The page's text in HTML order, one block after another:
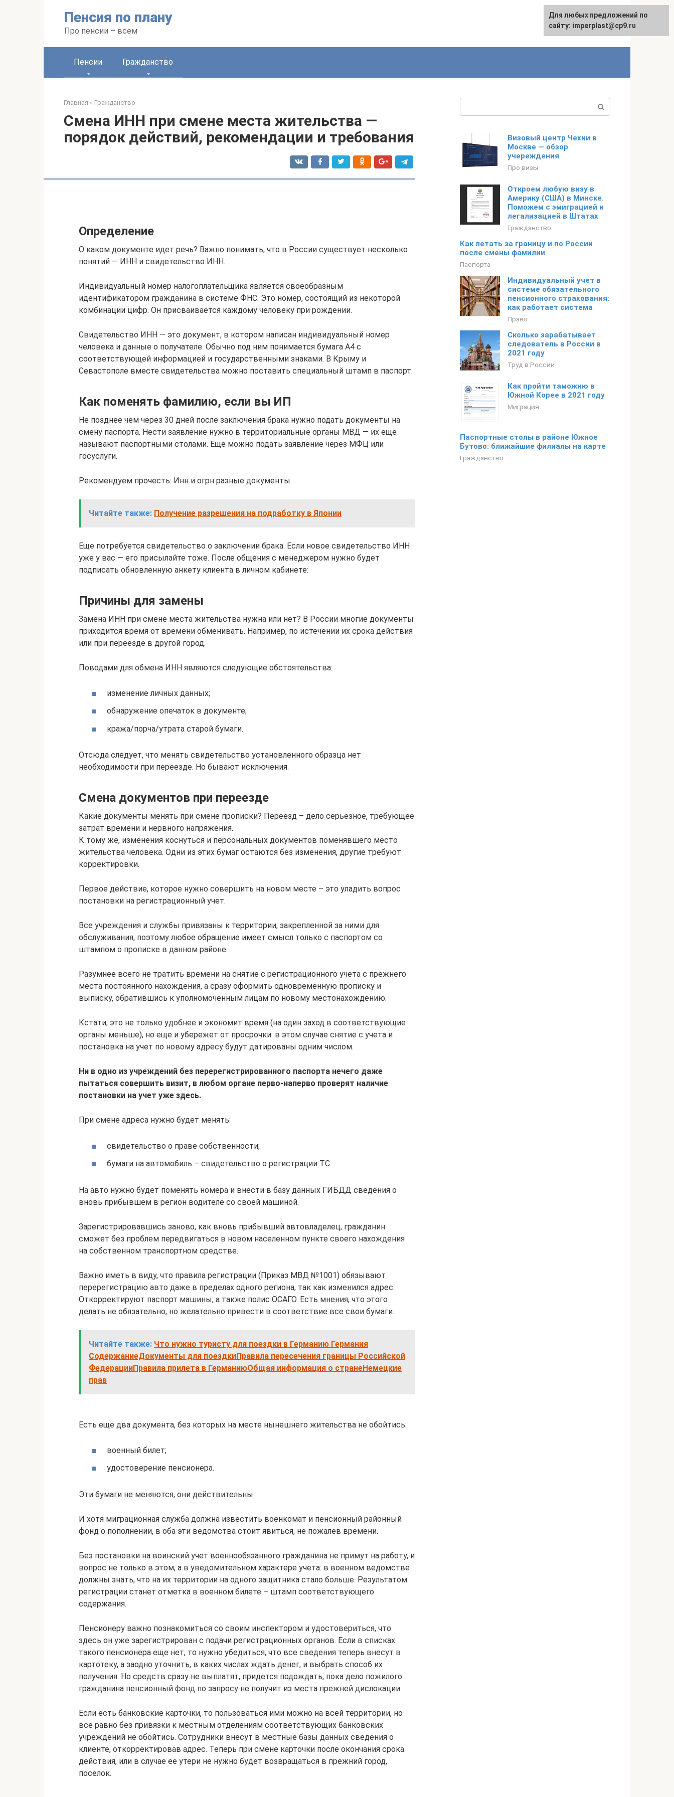
Пенсия по плану
Про пенсии – всем
Пенсии Гражданство
Главная » Гражданство
Смена ИНН при смене места жительства —
порядок действий, рекомендации и требования
Определение
О каком документе идет речь? Важно понимать, что в России существует несколько
понятий — ИНН и свидетельство ИНН.
Индивидуальный номер налогоплательщика является своеобразным
идентификатором гражданина в системе ФНС. Это номер, состоящий из некоторой
комбинации цифр. Он присваивается каждому человеку при рождении.
Свидетельство ИНН — это документ, в котором написан индивидуальный номер
человека и данные о получателе. Обычно под ним понимается бумага А4 с
соответствующей информацией и государственными знаками. В Крыму и
Севастополе вместе свидетельства можно поставить специальный штамп в паспорт.
Как поменять фамилию, если вы ИП
Не позднее чем через 30 дней после заключения брака нужно подать документы на
смену паспорта. Нести заявление нужно в территориальные органы МВД — их еще
называют паспортными столами. Еще можно подать заявление через МФЦ или
госуслуги.
Рекомендуем прочесть: Инн и огрн разные документы
Читайте также: Получение разрешения на подработку в Японии
Еще потребуется свидетельство о заключении брака. Если новое свидетельство ИНН
уже у вас — его присылайте тоже. После общения с менеджером нужно будет
подписать обновленную анкету клиента в личном кабинете:
Причины для замены
Замена ИНН при смене места жительства нужна или нет? В России многие документы
приходится время от времени обменивать. Например, по истечении их срока действия
или при переезде в другой город.
Поводами для обмена ИНН являются следующие обстоятельства:
изменение личных данных;
обнаружение опечаток в документе;
кража/порча/утрата старой бумаги.
Отсюда следует, что менять свидетельство установленного образца нет
необходимости при переезде. Но бывают исключения.
Смена документов при переезде
Какие документы менять при смене прописки? Переезд – дело серьезное, требующее
затрат времени и нервного напряжения.
К тому же, изменения коснуться и персональных документов поменявшего место
жительства человека. Одни из этих бумаг остаются без изменения, другие требуют
корректировки.
Первое действие, которое нужно совершить на новом месте – это уладить вопрос
постановки на регистрационный учет.
Все учреждения и службы привязаны к территории, закрепленной за ними для
обслуживания, поэтому любое обращение имеет смысл только с паспортом со
штампом о прописке в данном районе.
Разумнее всего не тратить времени на снятие с регистрационного учета с прежнего
места постоянного нахождения, а сразу оформить одновременную прописку и
выписку, обратившись к уполномоченным лицам по новому местонахождению.
Кстати, это не только удобнее и экономит время (на один заход в соответствующие
органы меньше), но еще и убережет от просрочки: в этом случае снятие с учета и
постановка на учет по новому адресу будут датированы одним числом.
Ни в одно из учреждений без перерегистрированного паспорта нечего даже
пытаться совершить визит, в любом органе перво-наперво проверят наличие
постановки на учет уже здесь.
При смене адреса нужно будет менять:
свидетельство о праве собственности;
бумаги на автомобиль – свидетельство о регистрации ТС.
На авто нужно будет поменять номера и внести в базу данных ГИБДД сведения о
вновь прибывшем в регион водителе со своей машиной.
Зарегистрировавшись заново, как вновь прибывший автовладелец, гражданин
сможет без проблем передвигаться в новом населенном пункте своего нахождения
на собственном транспортном средстве.
Важно иметь в виду, что правила регистрации (Приказ МВД №1001) обязывают
перерегистрацию авто даже в пределах одного региона, так как изменился адрес.
Откорректируют паспорт машины, а также полис ОСАГО. Есть мнения, что этого
делать не обязательно, но желательно привести в соответствие все свои бумаги.
Читайте также: Что нужно туристу для поездки в Германию Германия
СодержаниеДокументы для поездкиПравила пересечения границы Российской
ФедерацииПравила прилета в ГерманиюОбщая информация о странеНемецкие
прав
Есть еще два документа, без которых на месте нынешнего жительства не обойтись:
военный билет;
удостоверение пенсионера.
Эти бумаги не меняются, они действительны.
И хотя миграционная служба должна известить военкомат и пенсионный районный
фонд о пополнении, в оба эти ведомства стоит явиться, не пожалев времени.
Без постановки на воинский учет военнообязанного гражданина не примут на работу, и
вопрос не только в этом, а в уведомительном характере учета: в военном ведомстве
должны знать, что на их территории на одного защитника стало больше. Результатом
регистрации станет отметка в военном билете – штамп соответствующего
содержания.
Пенсионеру важно познакомиться со своим инспектором и удостовериться, что
здесь он уже зарегистрирован с подачи регистрационных органов. Если в списках
такого пенсионера еще нет, то нужно убедиться, что все сведения теперь внесут в
картотеку, а заодно уточнить, в каких числах ждать денег, и выбрать способ их
получения. Но средств сразу не выплатят, придется подождать, пока дело пожилого
гражданина пенсионный фонд по запросу не получит из места прежней дислокации.
Если есть банковские карточки, то пользоваться ими можно на всей территории, но
все равно без привязки к местным отделениям соответствующих банковских
учреждений не обойтись. Сотрудники внесут в местные базы данных сведения о
клиенте, откорректировав адрес. Теперь при смене карточки после окончания срока
действия, или в случае ее утери не нужно будет возвращаться в прежний город,
поселок.
Визовый центр Чехии в
Москве — обзор
учереждения
Про визы
Откроем любую визу в
Америку (США) в Минске.
Поможем с эмиграцией и
легализацией в Штатах
Гражданство
Как летать за границу и по России
после смены фамилии
Паспорта
Индивидуальный учет в
системе обязательного
пенсионного страхования:
как работает система
Право
Сколько зарабатывает
следователь в России в
2021 году
Труд в России
Как пройти таможню в
Южной Корее в 2021 году
Миграция
Паспортные столы в районе Южное
Бутово: ближайшие филиалы на карте
Гражданство
Для любых предложений по
сайту: imperplast@cp9.ru